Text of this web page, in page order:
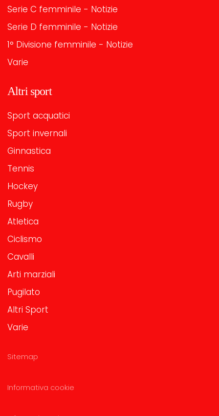
Serie C femminile - Notizie
Serie D femminile - Notizie
1° Divisione femminile - Notizie
Varie
Altri sport
Sport acquatici
Sport invernali
Ginnastica
Tennis
Hockey
Rugby
Atletica
Ciclismo
Cavalli
Arti marziali
Pugilato
Altri Sport
Varie
Sitemap
Informativa cookie